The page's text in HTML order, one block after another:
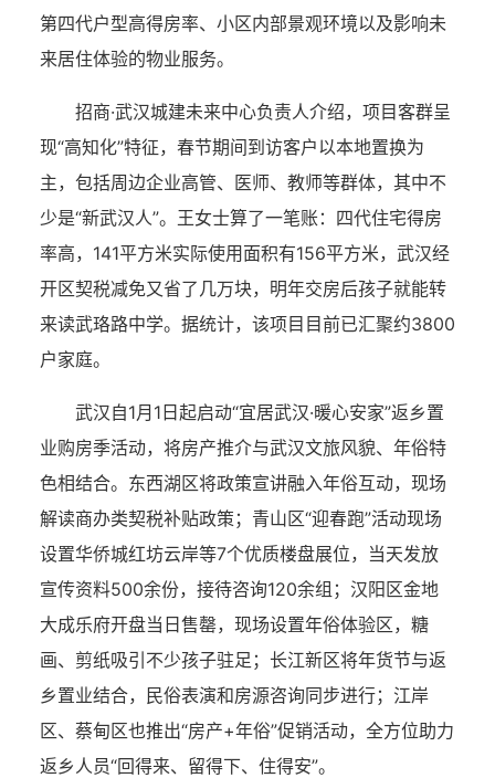
第四代户型高得房率、小区内部景观环境以及影响未
来居住体验的物业服务。
招商·武汉城建未来中心负责人介绍，项目客群呈
现“高知化”特征，春节期间到访客户以本地置换为
主，包括周边企业高管、医师、教师等群体，其中不
少是“新武汉人”。王女士算了一笔账：四代住宅得房
率高，141平方米实际使用面积有156平方米，武汉经
开区契税减免又省了几万块，明年交房后孩子就能转
来读武珞路中学。据统计，该项目目前已汇聚约3800
户家庭。
武汉自1月1日起启动“宜居武汉·暖心安家”返乡置
业购房季活动，将房产推介与武汉文旅风貌、年俗特
色相结合。东西湖区将政策宣讲融入年俗互动，现场
解读商办类契税补贴政策；青山区“迎春跑”活动现场
设置华侨城红坊云岸等7个优质楼盘展位，当天发放
宣传资料500余份，接待咨询120余组；汉阳区金地
大成乐府开盘当日售罄，现场设置年俗体验区，糖
画、剪纸吸引不少孩子驻足；长江新区将年货节与返
乡置业结合，民俗表演和房源咨询同步进行；江岸
区、蔡甸区也推出“房产+年俗”促销活动，全方位助力
返乡人员“回得来、留得下、住得安”。